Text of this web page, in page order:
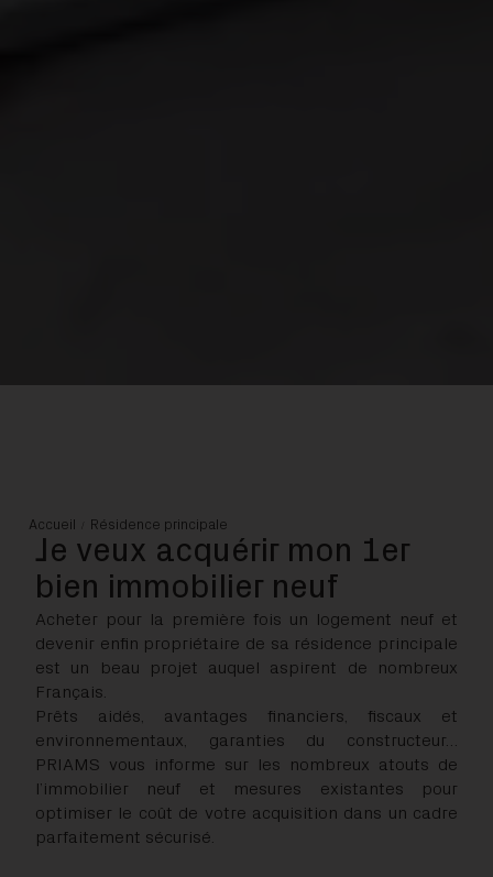
Accueil Résidence principale
Je veux acquérir mon 1er
bien immobilier neuf
Acheter pour la première fois un logement neuf et
devenir enfin propriétaire de sa résidence principale
est un beau projet auquel aspirent de nombreux
Français.
Prêts aidés, avantages financiers, fiscaux et
environnementaux, garanties du constructeur…
PRIAMS vous informe sur les nombreux atouts de
l’immobilier neuf et mesures existantes pour
optimiser le coût de votre acquisition dans un cadre
parfaitement sécurisé.